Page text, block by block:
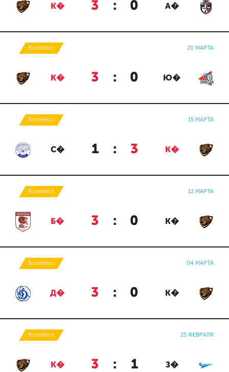
К� 3 : 0 А�
Волейбол 20 МАРТА
К� 3 : 0 Ю�
Волейбол 15 МАРТА
С� 1 : 3 К�
Волейбол 12 МАРТА
Б� 3 : 0 К�
Волейбол 04 МАРТА
Д� 3 : 0 К�
Волейбол 25 ФЕВРАЛЯ
К� 3 : 1 З�